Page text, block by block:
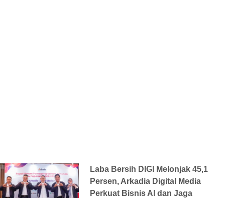
Laba Bersih DIGI Melonjak 45,1
Persen, Arkadia Digital Media
Perkuat Bisnis AI dan Jaga